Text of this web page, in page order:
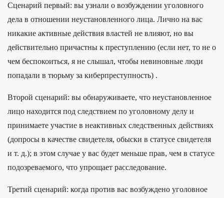
Сценарий первый: вы узнали о возбуждении уголовного
дела в отношении неустановленного лица. Лично на вас
никакие активные действия властей не влияют, но вы
действительно причастны к преступлению (если нет, то не о
чем беспокоиться, я не слышал, чтобы невиновные люди
попадали в тюрьму за киберпреступность) .
Второй сценарий: вы обнаруживаете, что неустановленное
лицо находится под следствием по уголовному делу и
принимаете участие в неактивных следственных действиях
(допросы в качестве свидетеля, обыски в статусе свидетеля
и т. д.); в этом случае у вас будет меньше прав, чем в статусе
подозреваемого, что упрощает расследование.
Третий сценарий: когда против вас возбуждено уголовное